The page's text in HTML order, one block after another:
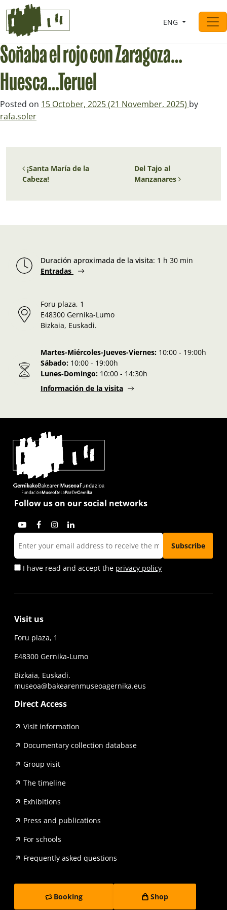
Saltar al contingut
Main Navigation
ENG
Soñaba el rojo con Zaragoza…
Huesca…Teruel
Posted on 15 October, 2025(21 November, 2025) by
rafa.soler
Post navigation
¡Santa María de la
Cabeza!
Del Tajo al
Manzanares
Duración aproximada de la visita: 1 h 30 min
Entradas
Foru plaza, 1
E48300 Gernika-Lumo
Bizkaia, Euskadi.
Martes-Miércoles-Jueves-Viernes: 10:00 - 19:00h
Sábado: 10:00 - 19:00h
Lunes-Domingo: 10:00 - 14:30h
Información de la visita
Follow us on our social networks
I have read and accept the privacy policy
Visit us
Foru plaza, 1
E48300 Gernika-Lumo
Bizkaia, Euskadi.
museoa@bakearenmuseoagernika.eus
Direct Access
Visit information
Documentary collection database
Group visit
The timeline
Exhibitions
Press and publications
For schools
Frequently asked questions
Booking Shop